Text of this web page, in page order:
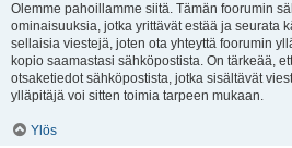
Olemme pahoillamme siitä. Tämän foorumin
ominaisuuksia, jotka yrittävät estää ja seurata
sellaisia viestejä, joten ota yhteyttä foorumin
kopio saamastasi sähköpostista. On tärkeää,
otsaketiedot sähköpostista, jotka sisältävät
ylläpitäjä voi sitten toimia tarpeen mukaan.
Ylös